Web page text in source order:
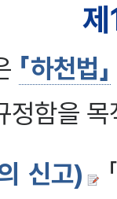
「하천법」
정함을
신고)